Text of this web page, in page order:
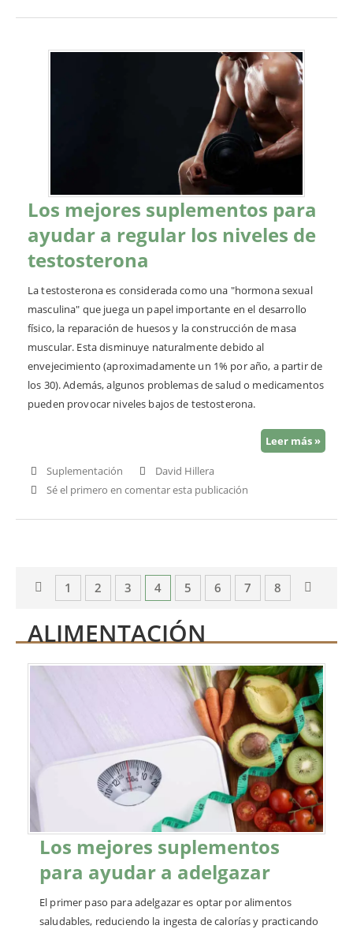
Los mejores suplementos para
ayudar a regular los niveles de
testosterona
La testosterona es considerada como una "hormona sexual
masculina" que juega un papel importante en el desarrollo
físico, la reparación de huesos y la construcción de masa
muscular. Esta disminuye naturalmente debido al
envejecimiento (aproximadamente un 1% por año, a partir de
los 30). Además, algunos problemas de salud o medicamentos
pueden provocar niveles bajos de testosterona.
Leer más »
Suplementación
David Hillera
Sé el primero en comentar esta publicación
Página Página
AnteriorPágina
1 Página
2 Página
3 Actualmente estás leyendo página
4 Página
5 Página
6 Página
7 Página
8
ALIMENTACIÓN
Los mejores suplementos
para ayudar a adelgazar
El primer paso para adelgazar es optar por alimentos
saludables, reduciendo la ingesta de calorías y practicando